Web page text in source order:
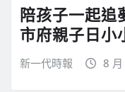
陪孩子一起追
市府親子日小
新一代時報 8